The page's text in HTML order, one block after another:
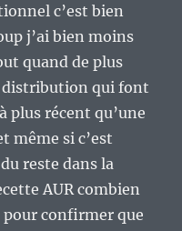
c’est bien
j’ai bien moins
quand de plus
distribution qui font
plus récent qu’une
même si c’est
reste dans la
AUR combien
pour confirmer que